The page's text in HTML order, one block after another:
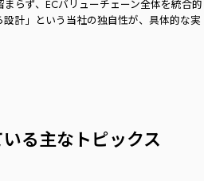
らず、ECバリューチェーン全体を統合的
設計」という当社の独自性が、具体的な実
る主なトピックス